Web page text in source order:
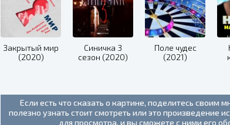
Закрытый мир
(2020)
Синичка 3
сезон (2020)
Поле чудес
(2021)
Если есть что сказать о картине, поделитесь
полезно узнать стоит смотреть или это произведение
для просмотра, и вы сможете с ними его